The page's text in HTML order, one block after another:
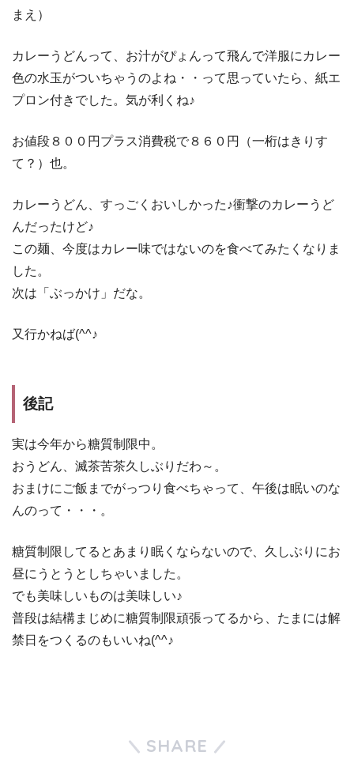
まえ）
カレーうどんって、お汁がぴょんって飛んで洋服にカレー
色の水玉がついちゃうのよね・・って思っていたら、紙エ
プロン付きでした。気が利くね♪
お値段８００円プラス消費税で８６０円（一桁はきりす
て？）也。
カレーうどん、すっごくおいしかった♪衝撃のカレーうど
んだったけど♪
この麺、今度はカレー味ではないのを食べてみたくなりま
した。
次は「ぶっかけ」だな。
又行かねば(^^♪
後記
実は今年から糖質制限中。
おうどん、滅茶苦茶久しぶりだわ～。
おまけにご飯までがっつり食べちゃって、午後は眠いのな
んのって・・・。
糖質制限してるとあまり眠くならないので、久しぶりにお
昼にうとうとしちゃいました。
でも美味しいものは美味しい♪
普段は結構まじめに糖質制限頑張ってるから、たまには解
禁日をつくるのもいいね(^^♪
SHARE